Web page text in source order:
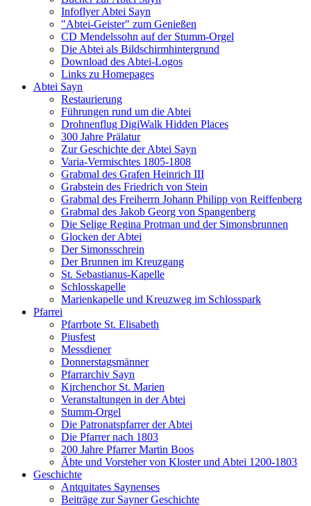
Infoflyer Abtei Sayn
"Abtei-Geister" zum Genießen
CD Mendelssohn auf der Stumm-Orgel
Die Abtei als Bildschirmhintergrund
Download des Abtei-Logos
Links zu Homepages
Abtei Sayn
Restaurierung
Führungen rund um die Abtei
Drohnenflug DigiWalk Hidden Places
300 Jahre Prälatur
Zur Geschichte der Abtei Sayn
Varia-Vermischtes 1805-1808
Grabmal des Grafen Heinrich III
Grabstein des Friedrich von Stein
Grabmal des Freiherrn Johann Philipp von Reiffenberg
Grabmal des Jakob Georg von Spangenberg
Die Selige Regina Protman und der Simonsbrunnen
Glocken der Abtei
Der Simonsschrein
Der Brunnen im Kreuzgang
St. Sebastianus-Kapelle
Schlosskapelle
Marienkapelle und Kreuzweg im Schlosspark
Pfarrei
Pfarrbote St. Elisabeth
Piusfest
Messdiener
Donnerstagsmänner
Pfarrarchiv Sayn
Kirchenchor St. Marien
Veranstaltungen in der Abtei
Stumm-Orgel
Die Patronatspfarrer der Abtei
Die Pfarrer nach 1803
200 Jahre Pfarrer Martin Boos
Äbte und Vorsteher von Kloster und Abtei 1200-1803
Geschichte
Antquitates Saynenses
Beiträge zur Sayner Geschichte